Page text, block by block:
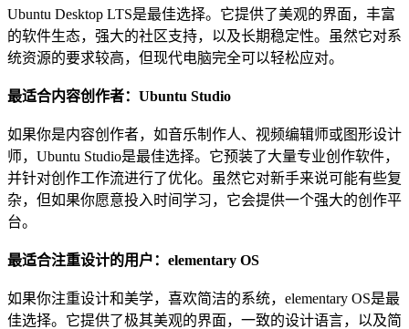
Ubuntu Desktop LTS是最佳选择。它提供了美观的界面，丰富
的软件生态，强大的社区支持，以及长期稳定性。虽然它对系
统资源的要求较高，但现代电脑完全可以轻松应对。
最适合内容创作者：Ubuntu Studio
如果你是内容创作者，如音乐制作人、视频编辑师或图形设计
师，Ubuntu Studio是最佳选择。它预装了大量专业创作软件，
并针对创作工作流进行了优化。虽然它对新手来说可能有些复
杂，但如果你愿意投入时间学习，它会提供一个强大的创作平
台。
最适合注重设计的用户：elementary OS
如果你注重设计和美学，喜欢简洁的系统，elementary OS是最
佳选择。它提供了极其美观的界面，一致的设计语言，以及简